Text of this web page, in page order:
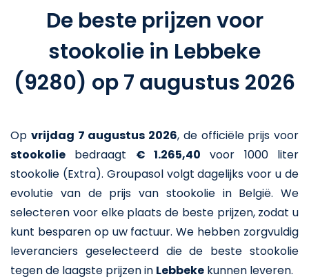
De beste prijzen voor
stookolie in Lebbeke
(9280) op 7 augustus 2026
Op vrijdag 7 augustus 2026, de officiële prijs voor
stookolie bedraagt € 1.265,40 voor 1000 liter
stookolie (Extra). Groupasol volgt dagelijks voor u de
evolutie van de prijs van stookolie in België. We
selecteren voor elke plaats de beste prijzen, zodat u
kunt besparen op uw factuur. We hebben zorgvuldig
leveranciers geselecteerd die de beste stookolie
tegen de laagste prijzen in Lebbeke kunnen leveren.